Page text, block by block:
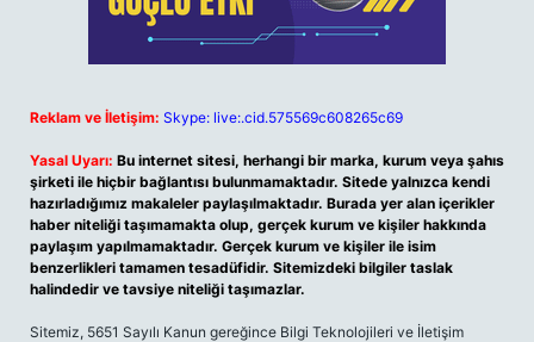
Reklam ve İletişim: Skype: live:.cid.575569c608265c69
Yasal Uyarı: Bu internet sitesi, herhangi bir marka, kurum veya şahıs
şirketi ile hiçbir bağlantısı bulunmamaktadır. Sitede yalnızca kendi
hazırladığımız makaleler paylaşılmaktadır. Burada yer alan içerikler
haber niteliği taşımamakta olup, gerçek kurum ve kişiler hakkında
paylaşım yapılmamaktadır. Gerçek kurum ve kişiler ile isim
benzerlikleri tamamen tesadüfidir. Sitemizdeki bilgiler taslak
halindedir ve tavsiye niteliği taşımazlar.
Sitemiz, 5651 Sayılı Kanun gereğince Bilgi Teknolojileri ve İletişim